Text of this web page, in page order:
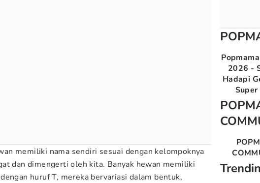
memiliki nama sendiri sesuai dengan kelompoknya
dan dimengerti oleh kita. Banyak hewan memiliki
huruf T, mereka bervariasi dalam bentuk,
2026 -
Hadapi